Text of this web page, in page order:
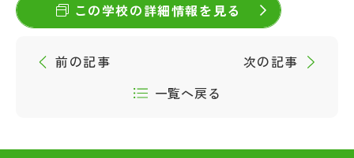
学校からのお知らせ
学校HP最新情報
この学校の詳細情報を見る
前の記事
一覧へ戻る
次の記事